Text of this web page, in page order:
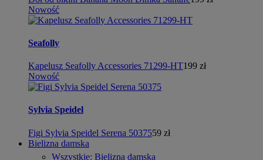
Nowość
Seafolly
Kapelusz Seafolly Accessories 71299-HT199 zł
Nowość
Sylvia Speidel
Figi Sylvia Speidel Serena 5037559 zł
Bielizna damska
Wszystkie: Bielizna damska